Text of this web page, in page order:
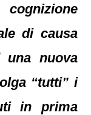
di causa
una nuova
“tutti” i
in prima